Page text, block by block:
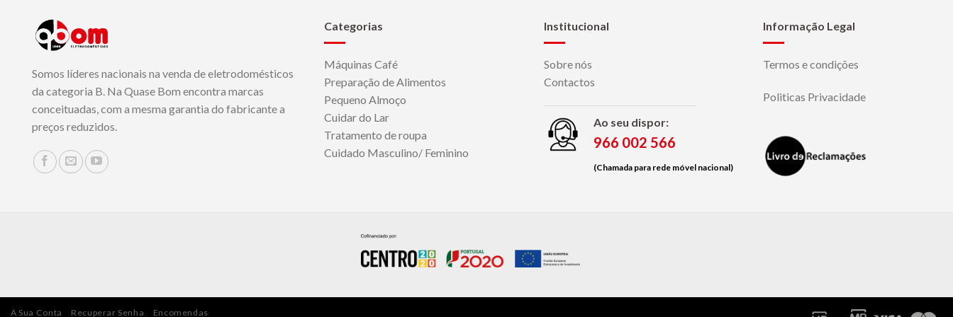
Somos líderes nacionais na venda de eletrodomésticos
da categoria B. Na Quase Bom encontra marcas
conceituadas, com a mesma garantia do fabricante a
preços reduzidos.
Categorias
Máquinas Café
Preparação de Alimentos
Pequeno Almoço
Cuidar do Lar
Tratamento de roupa
Cuidado Masculino/ Feminino
Institucional
Sobre nós
Contactos
Ao seu dispor:
966 002 566
(Chamada para rede móvel nacional)
Informação Legal
Termos e condições
Politicas Privacidade
A Sua Conta Recuperar Senha Encomendas